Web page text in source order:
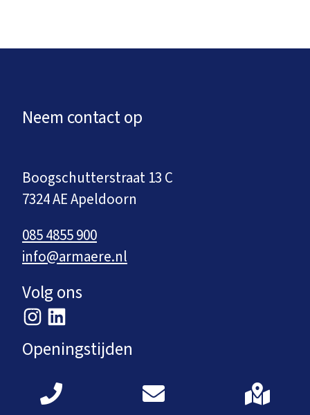
Neem contact op
Boogschutterstraat 13 C
7324 AE Apeldoorn
085 4855 900
info@armaere.nl
Volg ons
Openingstijden
Maandag: 8.30 – 17.00 uur